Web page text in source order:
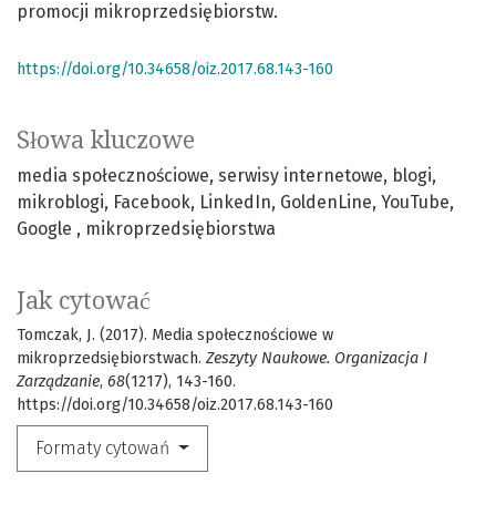
Słowa kluczowe
media społecznościowe serwisy internetowe
blogi
mikroblogi
Facebook LinkedIn GoldenLine YouTube
Google
mikroprzedsiębiorstwa
Jak cytować
Tomczak, J. (2017). Media społecznościowe w
mikroprzedsiębiorstwach. Zeszyty Naukowe. Organizacja I
Zarządzanie, 68(1217), 143-160.
https://doi.org/10.34658/oiz.2017.68.143-160
Formaty cytowań
promocji mikroprzedsiębiorstw.
https://doi.org/10.34658/oiz.2017.68.143-160